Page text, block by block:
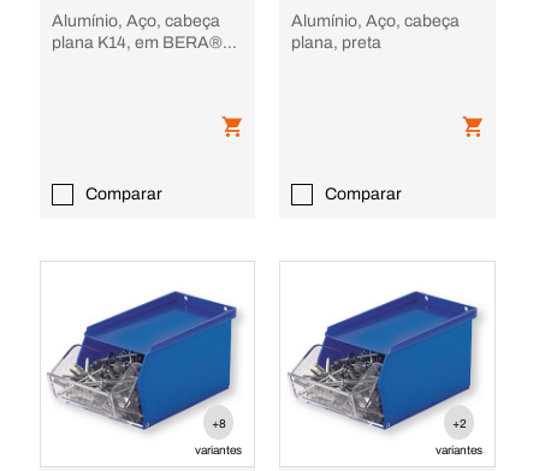
Alumínio, Aço, cabeça
plana K14, em BERA®
Comparar
Alumínio, Aço, cabeça
plana, preta
Comparar
+8
variantes
+2
variantes